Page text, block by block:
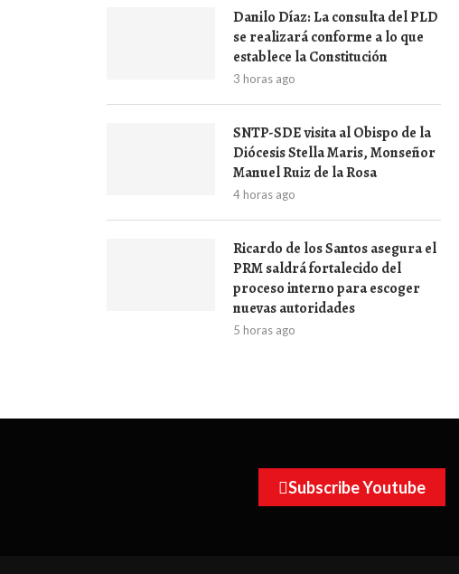
Danilo Díaz: La consulta del PLD
se realizará conforme a lo que
establece la Constitución
3 horas ago
SNTP-SDE visita al Obispo de la
Diócesis Stella Maris, Monseñor
Manuel Ruiz de la Rosa
4 horas ago
Ricardo de los Santos asegura el
PRM saldrá fortalecido del
proceso interno para escoger
nuevas autoridades
5 horas ago
Subscribe Youtube